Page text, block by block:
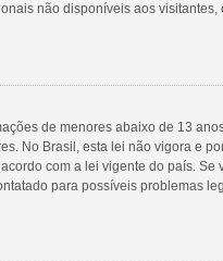
não disponíveis aos visitantes,
de menores abaixo de 13
No Brasil, esta lei não vigora e
com a lei vigente do país. Se
para possíveis problemas